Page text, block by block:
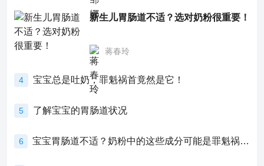
新生儿胃肠道不适？选对奶粉很重要！
蒋春玲
4 宝宝总是吐奶，罪魁祸首竟然是它！
5 了解宝宝的胃肠道状况
6 宝宝胃肠道不适？奶粉中的这些成分可能是罪魁祸首！